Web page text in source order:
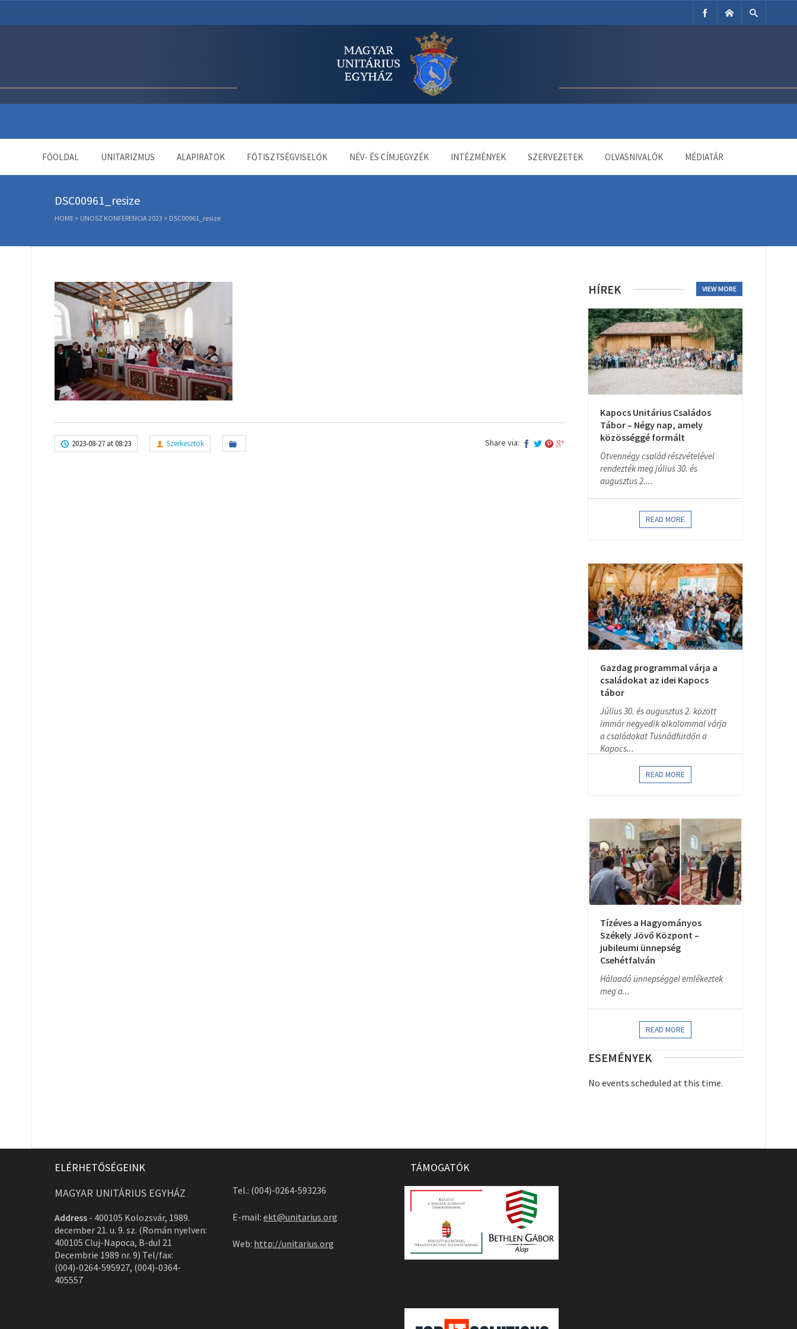
FŐOLDAL UNITARIZMUS ALAPIRATOK FŐTISZTSÉGVISELŐK NÉV- ÉS CÍMJEGYZÉK INTÉZMÉNYEK SZERVEZETEK OLVASNIVALÓK MÉDIATÁR
DSC00961_resize
HOME > UNOSZ KONFERENCIA 2023 > DSC00961_resize
2023-08-27 at 08:23 Szerkesztok Share via:
HÍREK VIEW MORE
Kapocs Unitárius Családos
Tábor – Négy nap, amely
közösséggé formált
Ötvennégy család részvételével
rendezték meg július 30. és
augusztus 2....
READ MORE
Gazdag programmal várja a
családokat az idei Kapocs
tábor
Július 30. és augusztus 2. között
immár negyedik alkalommal várja
a családokat Tusnádfürdőn a
Kapocs...
READ MORE
Tízéves a Hagyományos
Székely Jövő Központ –
jubileumi ünnepség
Csehétfalván
Hálaadó ünnepséggel emlékeztek
meg a...
READ MORE
ESEMÉNYEK
No events scheduled at this time.
ELÉRHETŐSÉGEINK
MAGYAR UNITÁRIUS EGYHÁZ
Address - 400105 Kolozsvár, 1989.
december 21. u. 9. sz. (Román nyelven:
400105 Cluj-Napoca, B-dul 21
Decembrie 1989 nr. 9) Tel/fax:
(004)-0264-595927, (004)-0364-
405557
Tel.: (004)-0264-593236
E-mail: ekt@unitarius.org
Web: http://unitarius.org
TÁMOGATÓK